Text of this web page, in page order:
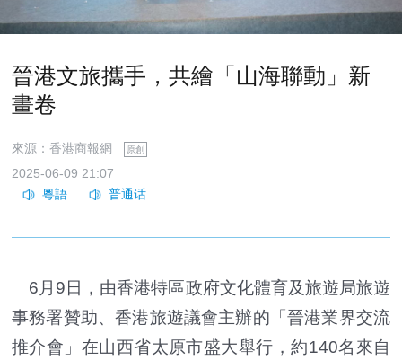
晉港文旅攜手，共繪「山海聯動」新
畫卷
來源：香港商報網 原創
2025-06-09 21:07
6月9日，由香港特區政府文化體育及旅遊局旅遊
事務署贊助、香港旅遊議會主辦的「晉港業界交流
推介會」在山西省太原市盛大舉行，約140名來自